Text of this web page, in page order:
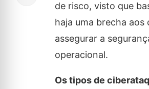
de risco, visto que
haja uma brecha
assegurar a
operacional.
Os tipos de